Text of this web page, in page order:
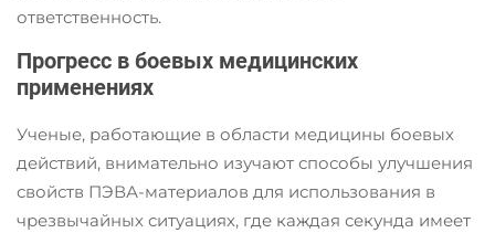
ответственность.
Прогресс в боевых медицинских
применениях
Ученые, работающие в области медицины боевых
действий, внимательно изучают способы улучшения
свойств ПЭВА-материалов для использования в
чрезвычайных ситуациях, где каждая секунда имеет